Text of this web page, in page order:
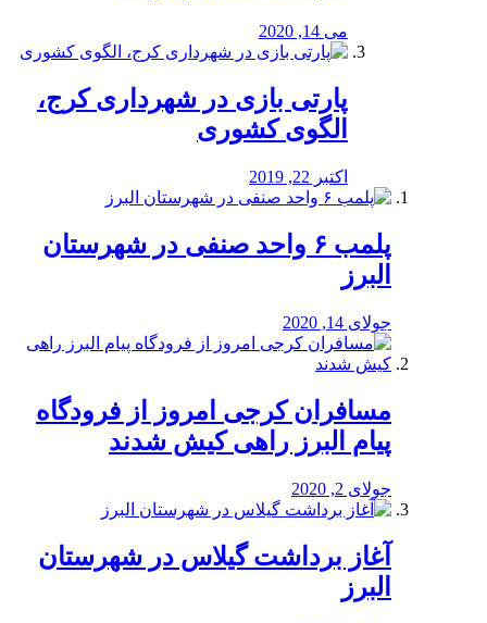
می 14, 2020
پارتی بازی در شهرداری کرج،
الگوی کشوری
اکتبر 22, 2019
پلمب ۶ واحد صنفی در شهرستان
البرز
جولای 14, 2020
مسافران کرجی امروز از فرودگاه
پیام البرز راهی کیش شدند
جولای 2, 2020
آغاز برداشت گیلاس در شهرستان
البرز